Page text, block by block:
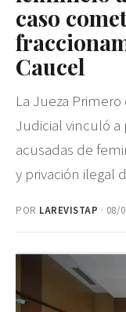
caso
Caucel
La Jueza
Judicial vinculó a
acusadas de
y privación ilegal
POR LAREVISTAP · 08/